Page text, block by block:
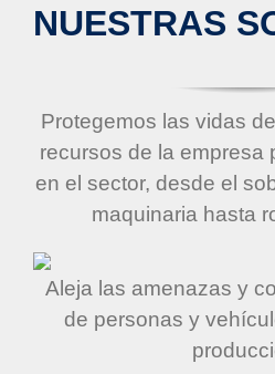
NUESTRAS
Protegemos las vidas
recursos de la empresa
en el sector, desde el
maquinaria hasta
Aleja las amenazas y
de personas y